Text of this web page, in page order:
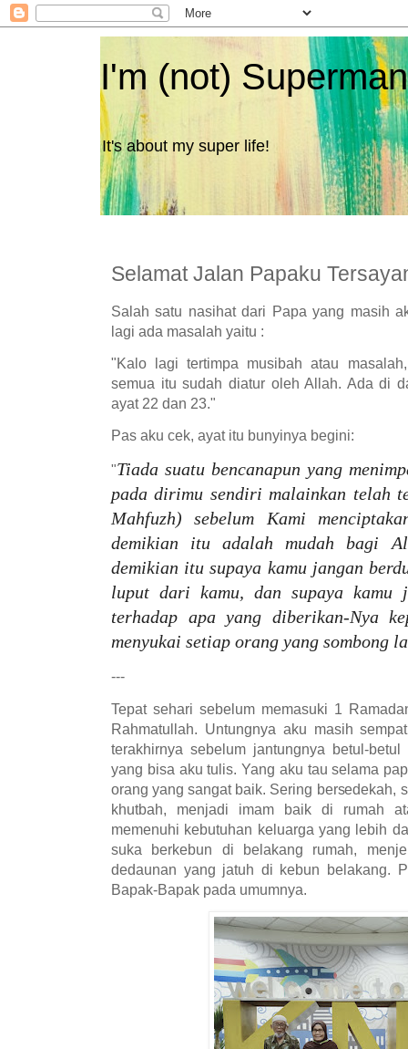
I'm (not)
It's about my super life!
Selamat Jalan Papaku
Salah satu nasihat dari Papa yang masih
lagi ada masalah yaitu :
"Kalo lagi tertimpa musibah atau
semua itu sudah diatur oleh Allah. Ada di
ayat 22 dan 23."
Pas aku cek, ayat itu bunyinya begini:
"Tiada suatu bencanapun yang
pada dirimu sendiri malainkan telah
Mahfuzh) sebelum Kami
demikian itu adalah mudah bagi
demikian itu supaya kamu jangan
luput dari kamu, dan supaya kamu
terhadap apa yang diberikan-Nya
menyukai setiap orang yang sombong
---
Tepat sehari sebelum memasuki 1
Rahmatullah. Untungnya aku masih
terakhirnya sebelum jantungnya betul-
yang bisa aku tulis. Yang aku tau selama
orang yang sangat baik. Sering bersedekah,
khutbah, menjadi imam baik di rumah
memenuhi kebutuhan keluarga yang lebih
suka berkebun di belakang rumah,
dedaunan yang jatuh di kebun belakang.
Bapak-Bapak pada umumnya.